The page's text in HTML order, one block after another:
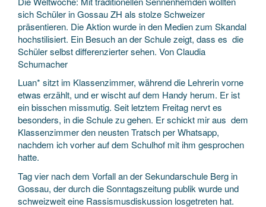
sich Schüler in Gossau ZH als stolze Schweizer
präsentieren. Die Aktion wurde in den Medien zum Skandal
hochstilisiert. Ein Besuch an der Schule zeigt, dass es die
Schüler selbst differenzierter sehen. Von Claudia
Schumacher
Luan* sitzt im Klassenzimmer, während die Lehrerin vorne
etwas erzählt, und er wischt auf dem Handy herum. Er ist
ein bisschen missmutig. Seit letztem Freitag nervt es
besonders, in die Schule zu gehen. Er schickt mir aus dem
Klassenzimmer den neusten Tratsch per Whatsapp,
nachdem ich vorher auf dem Schulhof mit ihm gesprochen
hatte.
Tag vier nach dem Vorfall an der Sekundarschule Berg in
Gossau, der durch die Sonntagszeitung publik wurde und
schweizweit eine Rassismusdiskussion losgetreten hat.